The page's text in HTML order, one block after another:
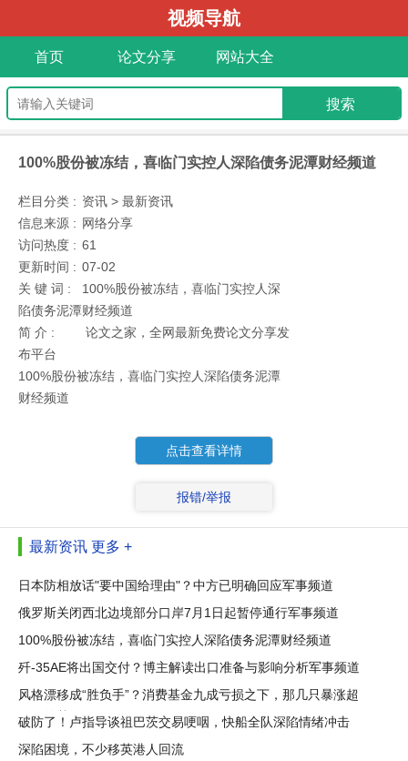
视频导航
首页 论文分享 网站大全
100%股份被冻结，喜临门实控人深陷债务泥潭财经频道
栏目分类 : 资讯 > 最新资讯
信息来源 : 网络分享
访问热度 : 61
更新时间 : 07-02
关 键 词 :
100%股份被冻结，喜临门实控人深
陷债务泥潭财经频道
简 介 :
论文之家，全网最新免费论文分享发
布平台
100%股份被冻结，喜临门实控人深陷债务泥潭
财经频道
点击查看详情
报错/举报
最新资讯 更多 +
日本防相放话"要中国给理由"？中方已明确回应军事频道
俄罗斯关闭西北边境部分口岸7月1日起暂停通行军事频道
100%股份被冻结，喜临门实控人深陷债务泥潭财经频道
歼-35AE将出国交付？博主解读出口准备与影响分析军事频道
风格漂移成“胜负手”？消费基金九成亏损之下，那几只暴涨超
50%的基
破防了！卢指导谈祖巴茨交易哽咽，快船全队深陷情绪冲击
深陷困境，不少移英港人回流